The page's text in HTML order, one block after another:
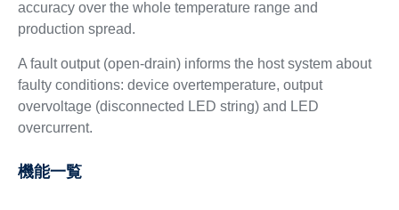
accuracy over the whole temperature range and
production spread.
A fault output (open-drain) informs the host system about
faulty conditions: device overtemperature, output
overvoltage (disconnected LED string) and LED
overcurrent.
機能一覧